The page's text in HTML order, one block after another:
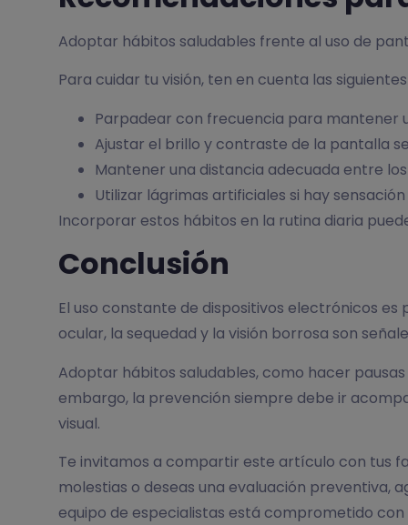
Adoptar hábitos saludables frente al uso de
Para cuidar tu visión, ten en cuenta las
Parpadear con frecuencia para mantener
Ajustar el brillo y contraste de la pantalla
Mantener una distancia adecuada entre
Utilizar lágrimas artificiales si hay
Incorporar estos hábitos en la rutina diaria
Conclusión
El uso constante de dispositivos electrónicos
ocular, la sequedad y la visión borrosa son
Adoptar hábitos saludables, como hacer
embargo, la prevención siempre debe ir
visual.
Te invitamos a compartir este artículo con tus
molestias o deseas una evaluación preventiva,
equipo de especialistas está comprometido